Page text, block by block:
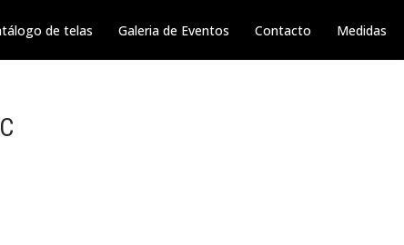
de telas Galeria de Eventos Contacto Medidas